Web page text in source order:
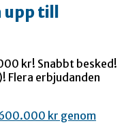
till
kr! Snabbt besked!
Flera erbjudanden